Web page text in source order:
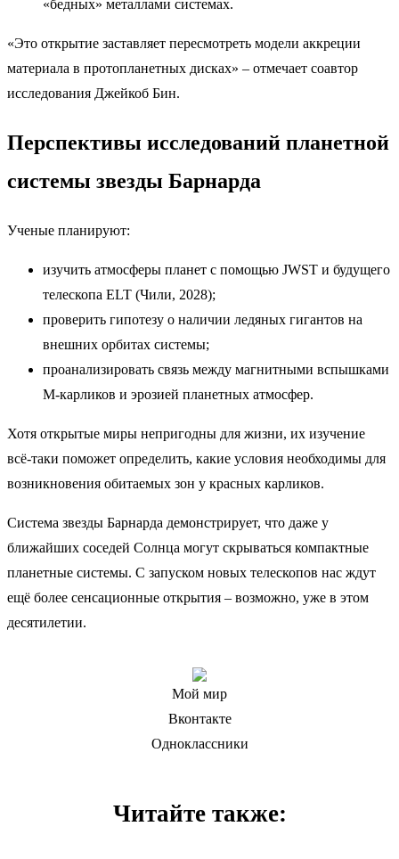
«бедных» металлами системах.
«Это открытие заставляет пересмотреть модели аккреции
материала в протопланетных дисках» – отмечает соавтор
исследования Джейкоб Бин.
Перспективы исследований планетной
системы звезды Барнарда
Ученые планируют:
изучить атмосферы планет с помощью JWST и будущего
телескопа ELT (Чили, 2028);
проверить гипотезу о наличии ледяных гигантов на
внешних орбитах системы;
проанализировать связь между магнитными вспышками
М-карликов и эрозией планетных атмосфер.
Хотя открытые миры непригодны для жизни, их изучение
всё-таки поможет определить, какие условия необходимы для
возникновения обитаемых зон у красных карликов.
Система звезды Барнарда демонстрирует, что даже у
ближайших соседей Солнца могут скрываться компактные
планетные системы. С запуском новых телескопов нас ждут
ещё более сенсационные открытия – возможно, уже в этом
десятилетии.
Мой мир
Вконтакте
Одноклассники
Читайте также: